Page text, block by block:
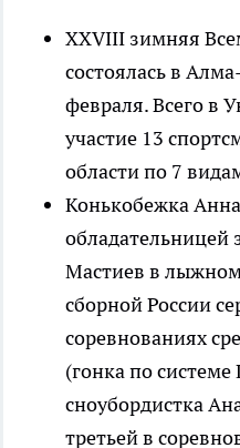
XXVIII зимняя
состоялась в
февраля. Всего в
участие 13
области по 7
Конькобежка
обладательницей
Мастиев в
сборной России
соревнованиях
(гонка по системе
сноубордистка
третьей в